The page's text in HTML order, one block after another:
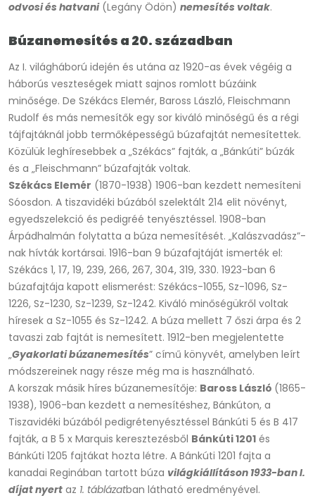
odvosi és hatvani(Legány Ödön) nemesítés voltak.
Búzanemesítés a 20. században
Az I. világháború idején és utána az 1920-as évek végéig a
háborús veszteségek miatt sajnos romlott búzáink
minősége. De Székács Elemér, Baross László, Fleischmann
Rudolf és más nemesítők egy sor kiváló minőségű és a régi
tájfajtáknál jobb termőképességű búzafajtát nemesítettek.
Közülük leghíresebbek a „Székács” fajták, a „Bánkúti” búzák
és a „Fleischmann” búzafajták voltak.
Székács Elemér (1870-1938) 1906-ban kezdett nemesíteni
Sóosdon. A tiszavidéki búzából szelektált 214 elit növényt,
egyedszelekció és pedigréé tenyésztéssel. 1908-ban
Árpádhalmán folytatta a búza nemesítését. „Kalászvadász”-
nak hívták kortársai. 1916-ban 9 búzafajtáját ismerték el:
Székács 1, 17, 19, 239, 266, 267, 304, 319, 330. 1923-ban 6
búzafajtája kapott elismerést: Székács-1055, Sz-1096, Sz-
1226, Sz-1230, Sz-1239, Sz-1242. Kiváló minőségükről voltak
híresek a Sz-1055 és Sz-1242. A búza mellett 7 őszi árpa és 2
tavaszi zab fajtát is nemesített. 1912-ben megjelentette
„Gyakorlati búzanemesítés” című könyvét, amelyben leírt
módszereinek nagy része még ma is használható.
A korszak másik híres búzanemesítője: Baross László (1865-
1938), 1906-ban kezdett a nemesítéshez, Bánkúton, a
Tiszavidéki búzából pedigrétenyésztéssel Bánkúti 5 és B 417
fajták, a B 5 x Marquis keresztezésből Bánkúti 1201 és
Bánkúti 1205 fajtákat hozta létre. A Bánkúti 1201 fajta a
kanadai Reginában tartott búza világkiállításon 1933-ban I.
díjat nyert az 1. táblázatban látható eredményével.